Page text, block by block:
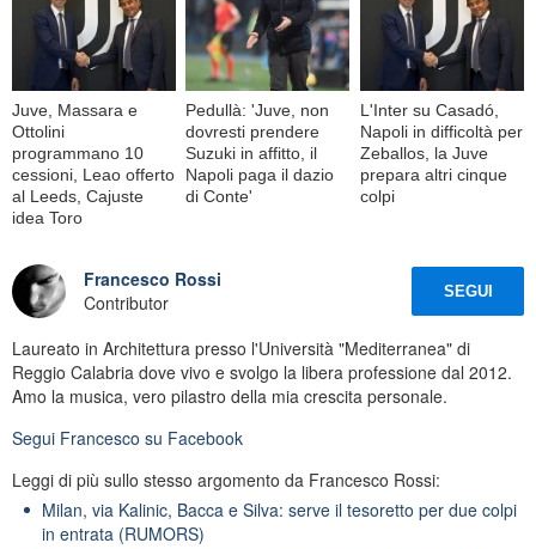
Juve, Massara e
Ottolini
programmano 10
cessioni, Leao offerto
al Leeds, Cajuste
idea Toro
Pedullà: 'Juve, non
dovresti prendere
Suzuki in affitto, il
Napoli paga il dazio
di Conte'
L'Inter su Casadó,
Napoli in difficoltà per
Zeballos, la Juve
prepara altri cinque
colpi
Francesco Rossi
Contributor
SEGUI
Laureato in Architettura presso l'Università "Mediterranea" di
Reggio Calabria dove vivo e svolgo la libera professione dal 2012.
Amo la musica, vero pilastro della mia crescita personale.
Segui Francesco su Facebook
Leggi di più sullo stesso argomento da Francesco Rossi:
Milan, via Kalinic, Bacca e Silva: serve il tesoretto per due colpi
in entrata (RUMORS)